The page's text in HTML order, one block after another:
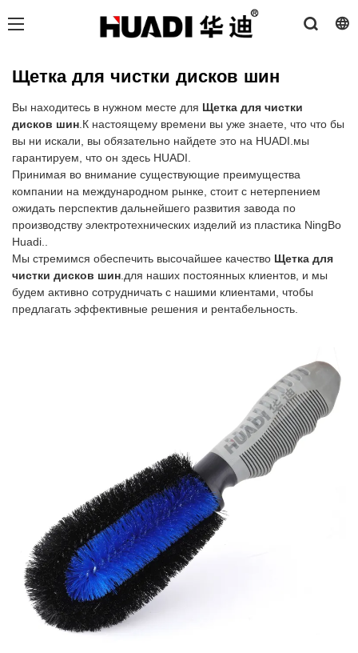
Щетка для чистки дисков шин
Вы находитесь в нужном месте для Щетка для чистки
дисков шин.К настоящему времени вы уже знаете, что что бы
вы ни искали, вы обязательно найдете это на HUADI.мы
гарантируем, что он здесь HUADI.
Принимая во внимание существующие преимущества
компании на международном рынке, стоит с нетерпением
ожидать перспектив дальнейшего развития завода по
производству электротехнических изделий из пластика NingBo
Huadi..
Мы стремимся обеспечить высочайшее качество Щетка для
чистки дисков шин.для наших постоянных клиентов, и мы
будем активно сотрудничать с нашими клиентами, чтобы
предлагать эффективные решения и рентабельность.